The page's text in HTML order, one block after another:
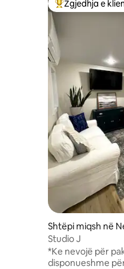
Më të mirat e
Zgjedhja e
Shtëpi miqsh në
Studio J
*Ke nevojë për pak
disponueshme